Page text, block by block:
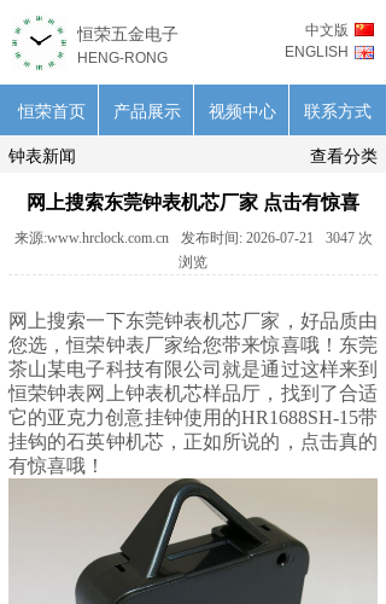
中文版
ENGLISH
恒荣五金电子
HENG-RONG
恒荣首页 产品展示 视频中心 联系方式
查看分类
钟表新闻
网上搜索东莞钟表机芯厂家 点击有惊喜
来源:www.hrclock.com.cn 发布时间: 2026-07-21 3047 次
浏览
网上搜索一下东莞钟表机芯厂家，好品质由
您选，恒荣钟表厂家给您带来惊喜哦！东莞
茶山某电子科技有限公司就是通过这样来到
恒荣钟表网上钟表机芯样品厅，找到了合适
它的亚克力创意挂钟使用的HR1688SH-15带
挂钩的石英钟机芯，正如所说的，点击真的
有惊喜哦！